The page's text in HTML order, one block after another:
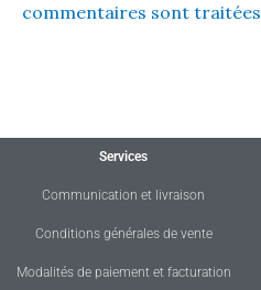
commentaires sont traitées
Services
Communication et livraison
Conditions générales de vente
Modalités de paiement et facturation